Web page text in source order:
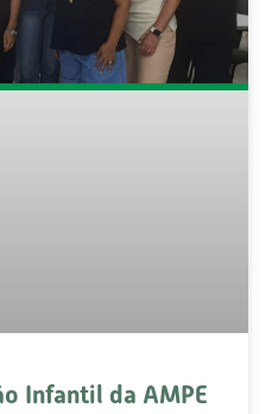
Infantil da AMPE